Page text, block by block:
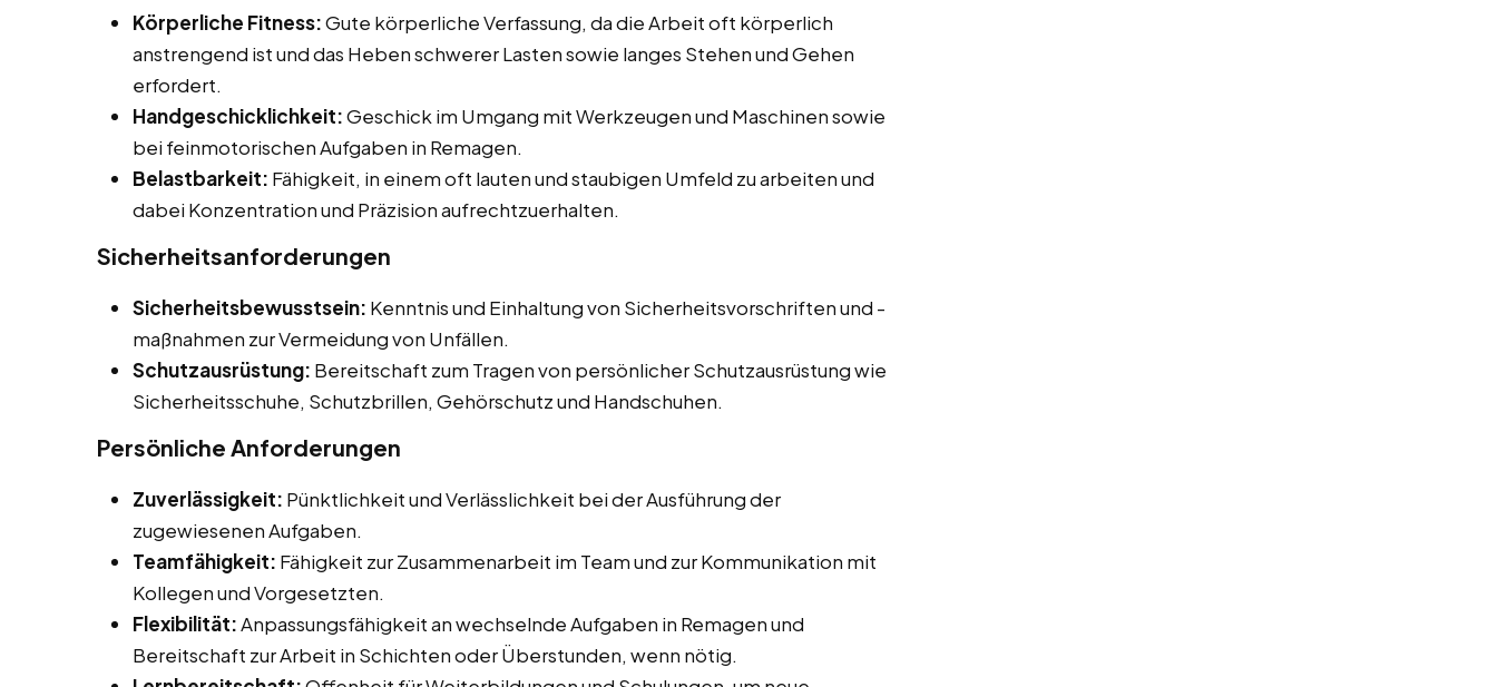
Körperliche Fitness:Gute körperliche Verfassung, da die Arbeit oft körperlich
anstrengend ist und das Heben schwerer Lasten sowie langes Stehen und Gehen
erfordert.
Handgeschicklichkeit:Geschick im Umgang mit Werkzeugen und Maschinen sowie
bei feinmotorischen Aufgaben in Remagen.
Belastbarkeit: Fähigkeit, in einem oft lauten und staubigen Umfeld zu arbeiten und
dabei Konzentration und Präzision aufrechtzuerhalten.
Sicherheitsanforderungen
Sicherheitsbewusstsein: Kenntnis und Einhaltung von Sicherheitsvorschriften und -
maßnahmen zur Vermeidung von Unfällen.
Schutzausrüstung: Bereitschaft zum Tragen von persönlicher Schutzausrüstung wie
Sicherheitsschuhe, Schutzbrillen, Gehörschutz und Handschuhen.
Persönliche Anforderungen
Zuverlässigkeit: Pünktlichkeit und Verlässlichkeit bei der Ausführung der
zugewiesenen Aufgaben.
Teamfähigkeit: Fähigkeit zur Zusammenarbeit im Team und zur Kommunikation mit
Kollegen und Vorgesetzten.
Flexibilität:Anpassungsfähigkeit an wechselnde Aufgaben in Remagen und
Bereitschaft zur Arbeit in Schichten oder Überstunden, wenn nötig.